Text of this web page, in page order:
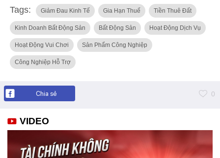
Tags: Giảm Đau Kinh Tế Gia Hạn Thuế Tiền Thuê Đất
Kinh Doanh Bất Động Sản Bất Động Sản Hoạt Động Dịch Vụ
Hoạt Động Vui Chơi Sản Phẩm Công Nghiệp
Công Nghiệp Hỗ Trợ
Chia sẻ 0
VIDEO